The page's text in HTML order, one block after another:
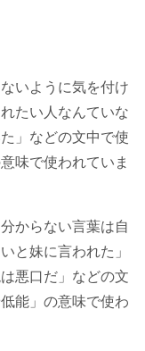
いように気を付け
たい人なんていな
」などの文中で使
味で使われていま
からない言葉は自
と妹に言われた」
悪口だ」などの文
能」の意味で使わ